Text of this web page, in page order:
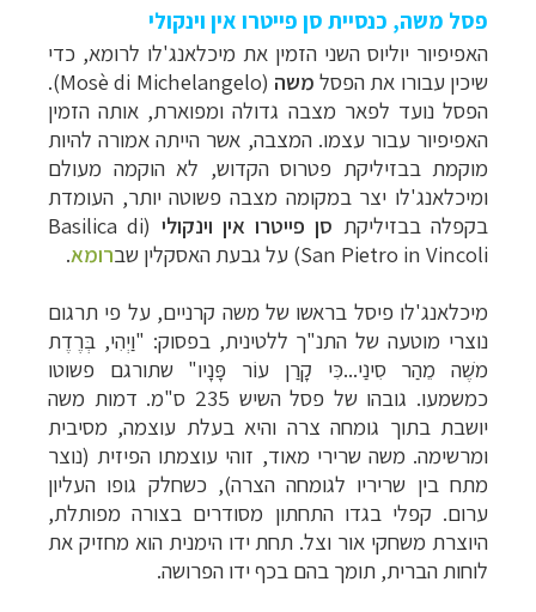
פסל משה, כנסיית סן פייטרו אין וינקולי
האפיפיור יוליוס השני הזמין את מיכלאנג'לו לרומא, כדי
שיכין עבורו את הפסל משה (Mosè di Michelangelo).
הפסל נועד לפאר מצבה גדולה ומפוארת, אותה הזמין
האפיפיור עבור עצמו. המצבה, אשר הייתה אמורה להיות
מוקמת בבזיליקת פטרוס הקדוש, לא הוקמה מעולם
ומיכלאנג'לו יצר במקומה מצבה פשוטה יותר, העומדת
בקפלה בבזיליקת סן פייטרו אין וינקולי
(Basilica di
San Pietro in Vincoli) על גבעת האסקלין שברומא.
מיכלאנג'לו פיסל בראשו של משה קרניים, על פי תרגום
נוצרי מוטעה של התנ"ך ללטינית, בפסוק: "וַיְהִי, בְּרֶדֶת
משֶׁה מֵהַר סִינַי...כִּי קָרַן עוֹר פָּנָיו" שתורגם פשוטו
כמשמעו.
גובהו של פסל השיש 235 ס"מ. דמות משה
יושבת בתוך גומחה צרה והיא בעלת עוצמה, מסיבית
ומרשימה. משה שרירי מאוד, זוהי עוצמתו הפיזית (נוצר
מתח בין שריריו לגומחה הצרה), כשחלק גופו העליון
ערום. קפלי בגדו התחתון מסודרים בצורה מפותלת,
היוצרת משחקי אור וצל. תחת ידו הימנית הוא מחזיק את
לוחות הברית, תומך בהם בכף ידו הפרושה.